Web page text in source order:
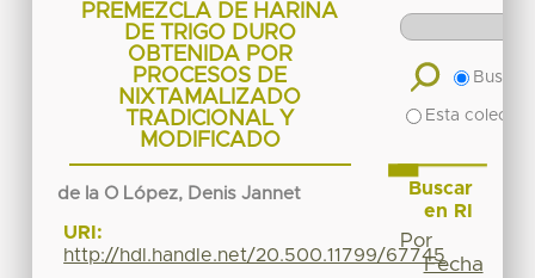
PREMEZCLA DE HARINA
DE TRIGO DURO
OBTENIDA POR
PROCESOS DE
NIXTAMALIZADO
TRADICIONAL Y
MODIFICADO
de la O López, Denis Jannet
URI:
http://hdl.handle.net/20.500.11799/67745
Buscar
Esta
Buscar
en RI
Por
Fecha